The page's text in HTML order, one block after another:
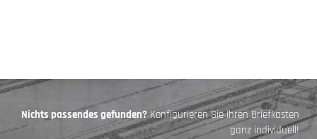
Nichts passendes gefunden?Konfigurieren Sie Ihren Briefkasten
ganz individuell!